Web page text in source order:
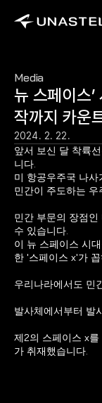
Media
뉴 스페이스
작까지 카운
2024. 2. 22.
앞서 보신 달 착륙
니다.
미 항공우주국 나
민간이 주도하는
민간 부문의 장점
수 있습니다.
이 뉴 스페이스 시
한 '스페이스 x'가
우리나라에서도 민
발사체에서부터 발
제2의 스페이스 x
가 취재했습니다.